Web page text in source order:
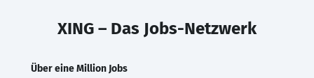
XING – Das Jobs-Netzwerk
Über eine Million Jobs